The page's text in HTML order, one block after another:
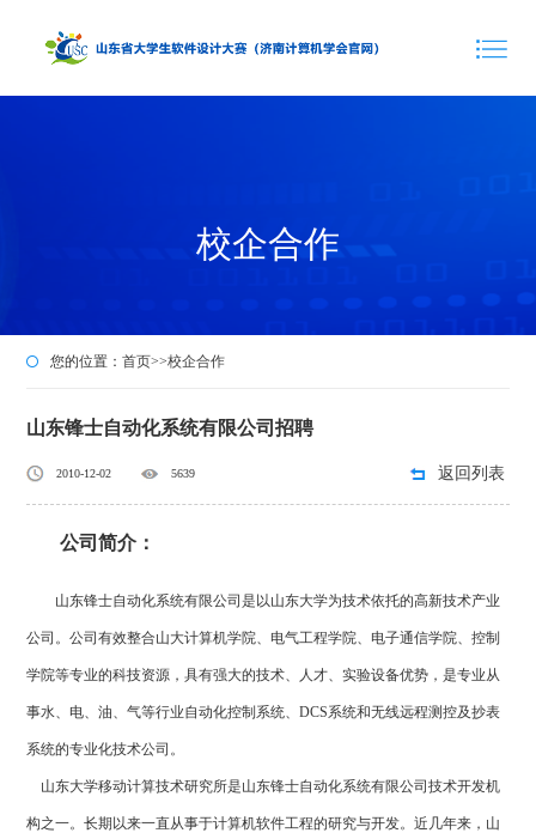
校企合作
您的位置：首页>>校企合作
山东锋士自动化系统有限公司招聘
2010-12-02 5639 返回列表
公司简介：
山东锋士自动化系统有限公司是以山东大学为技术依托的高新技术产业
公司。公司有效整合山大计算机学院、电气工程学院、电子通信学院、控制
学院等专业的科技资源，具有强大的技术、人才、实验设备优势，是专业从
事水、电、油、气等行业自动化控制系统、DCS系统和无线远程测控及抄表
系统的专业化技术公司。
山东大学移动计算技术研究所是山东锋士自动化系统有限公司技术开发机
构之一。长期以来一直从事于计算机软件工程的研究与开发。近几年来，山